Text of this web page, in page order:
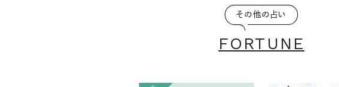
その他の占い
FORTUNE